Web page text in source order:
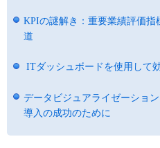
KPIの謎解き：重要業績評価
道
ITダッシュボードを使用して
データビジュアライゼーショ
導入の成功のために